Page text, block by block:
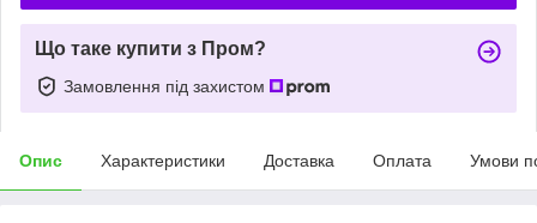
Що таке купити з Пром?
Замовлення під захистом
Опис Характеристики Доставка Оплата Умови